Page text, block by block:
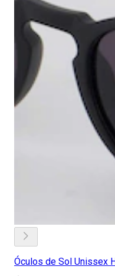
Óculos de Sol Unissex